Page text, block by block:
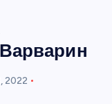
2022